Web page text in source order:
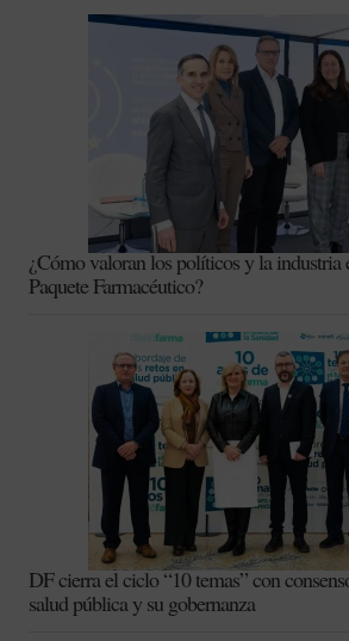
¿Cómo valoran los políticos y la industria
Paquete Farmacéutico?
DF cierra el ciclo “10 temas” con
salud pública y su gobernanza